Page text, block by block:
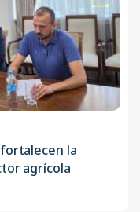
la
agrícola